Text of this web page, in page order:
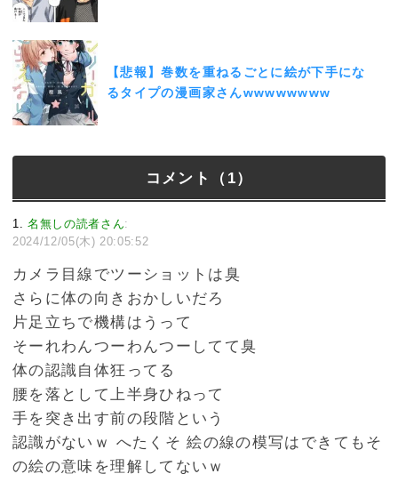
【悲報】巻数を重ねるごとに絵が下手にな
るタイプの漫画家さんwwwwwwww
コメント（1）
1 名無しの読者さん:
2024/12/05(木) 20:05:52
カメラ目線でツーショットは臭
さらに体の向きおかしいだろ
片足立ちで機構はうって
そーれわんつーわんつーしてて臭
体の認識自体狂ってる
腰を落として上半身ひねって
手を突き出す前の段階という
認識がないｗ へたくそ 絵の線の模写はできてもそ
の絵の意味を理解してないｗ